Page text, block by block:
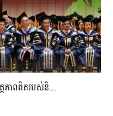
ភាពពិតរបស់និ...